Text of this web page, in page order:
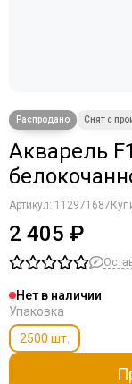
Акварель
Артикул: 112971687
2 405 ₽
Нет в наличии
Упаковка
2500 шт.